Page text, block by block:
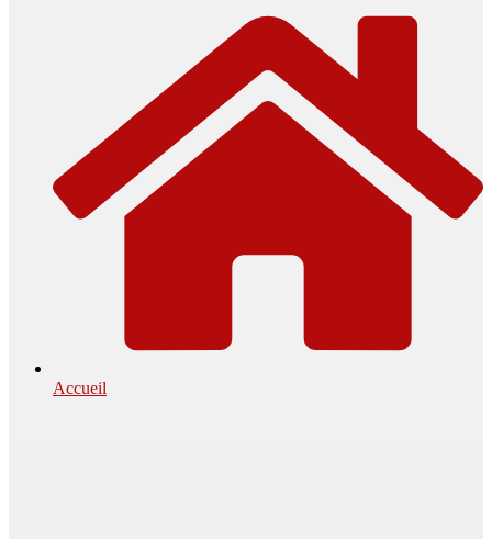
Accueil